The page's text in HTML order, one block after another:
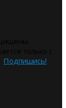
Подпишись!